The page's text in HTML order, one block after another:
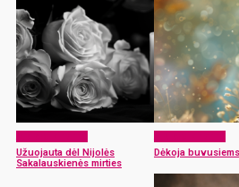
Užuojauta dėl Nijolės
Sakalauskienės mirties
Dėkoja